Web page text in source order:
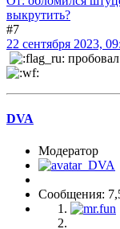
выкрутить?
#7
22 сентября 2023,
DVA
Модератор
Сообщения: